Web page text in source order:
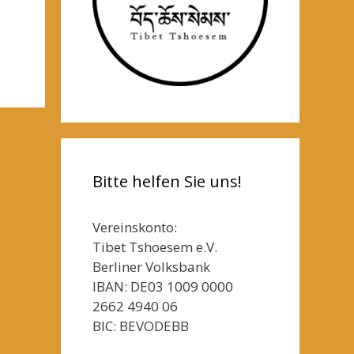
Bitte helfen Sie uns!
Vereinskonto:
Tibet Tshoesem e.V.
Berliner Volksbank
IBAN: DE03 1009 0000
2662 4940 06
BIC: BEVODEBB